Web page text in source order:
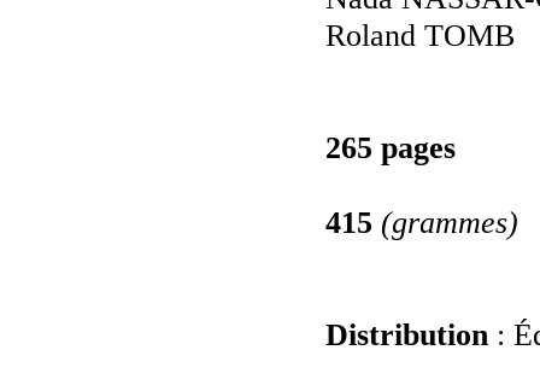
Roland TOMB
265 pages
415 (grammes)
Distribution :